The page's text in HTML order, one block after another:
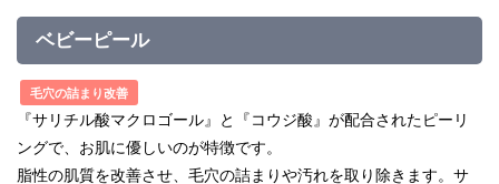
ベビーピール
毛穴の詰まり改善
『サリチル酸マクロゴール』と『コウジ酸』が配合されたピーリ
ングで、お肌に優しいのが特徴です。
脂性の肌質を改善させ、毛穴の詰まりや汚れを取り除きます。サ